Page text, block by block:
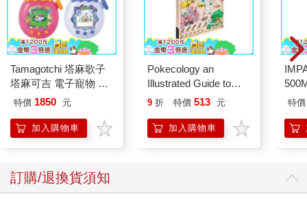
Tamagotchi 塔麻歌子
塔麻可吉 電子寵物 樂
園系列（熱帶橙果／極
特價 1850 元
加入購物車
Pokecology an
Illustrated Guide to
Pokemon Ecology
Press)
9 折 特價 513 元
加入購物車
特價
訂購/退換貨須知